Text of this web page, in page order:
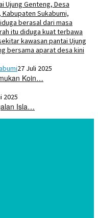
27 Juli 2025
Koin…
2025
Isla…